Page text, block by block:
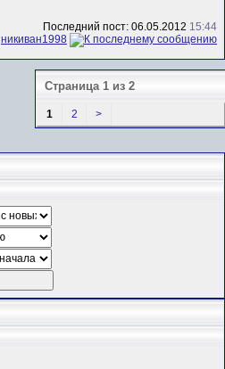
Последний пост: 06.05.2012 15:44
никиван1998
Страница 1 из 2
1 2 >